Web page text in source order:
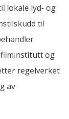
lokale lyd- og
til
og
regelverket
av